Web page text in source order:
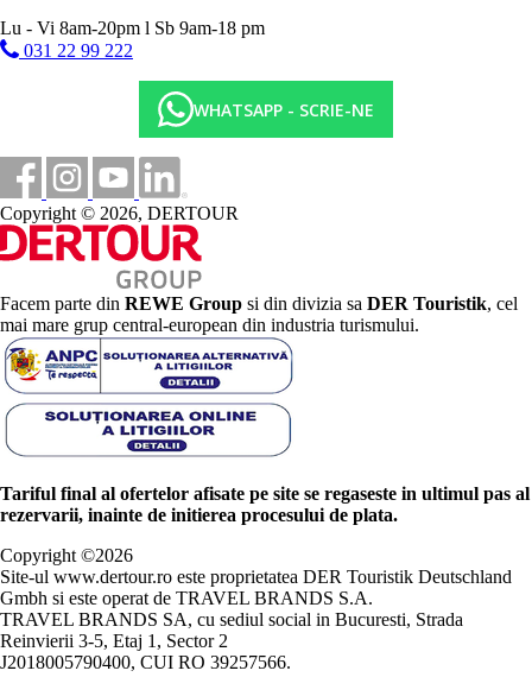
Lu - Vi 8am-20pm l Sb 9am-18 pm
031 22 99 222
WHATSAPP - SCRIE-NE
Copyright © 2026, DERTOUR
Facem parte din REWE Group si din divizia sa DER Touristik, cel
mai mare grup central-european din industria turismului.
Tariful final al ofertelor afisate pe site se regaseste in ultimul pas al
rezervarii, inainte de initierea procesului de plata.
Copyright ©2026
Site-ul www.dertour.ro este proprietatea DER Touristik Deutschland
Gmbh si este operat de TRAVEL BRANDS S.A.
TRAVEL BRANDS SA, cu sediul social in Bucuresti, Strada
Reinvierii 3-5, Etaj 1, Sector 2
J2018005790400, CUI RO 39257566.